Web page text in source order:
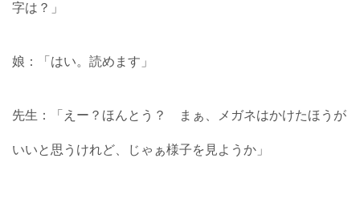
字は？」
娘：「はい。読めます」
先生：「えー？ほんとう？ まぁ、メガネはかけたほうが
いいと思うけれど、じゃぁ様子を見ようか」